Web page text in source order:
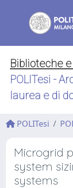
Biblioteche
POLITesi -
laurea e di
POLITesi
Microgrid
system
systems